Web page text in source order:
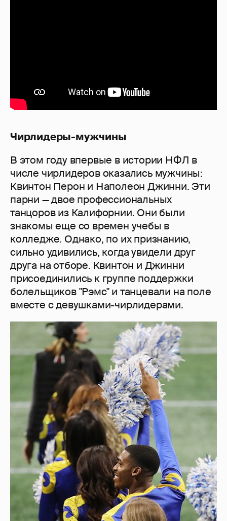
Чирлидеры-мужчины
В этом году впервые в истории НФЛ в
числе чирлидеров оказались мужчины:
Квинтон Перон и Наполеон Джинни. Эти
парни — двое профессиональных
танцоров из Калифорнии. Они были
знакомы еще со времен учебы в
колледже. Однако, по их признанию,
сильно удивились, когда увидели друг
друга на отборе. Квинтон и Джинни
присоединились к группе поддержки
болельщиков "Рэмс" и танцевали на поле
вместе с девушками-чирлидерами.